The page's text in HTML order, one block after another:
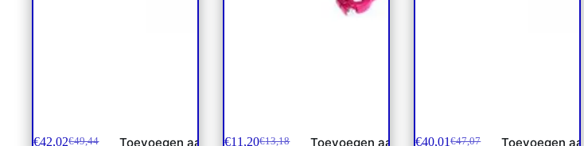
€49,44
€42,02 Toevoegen aan €13,18
€11,20 Toevoegen aan €47,07
€40,01 Toevoegen aan